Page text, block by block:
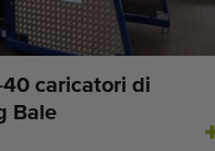
40 caricatori di
Bale